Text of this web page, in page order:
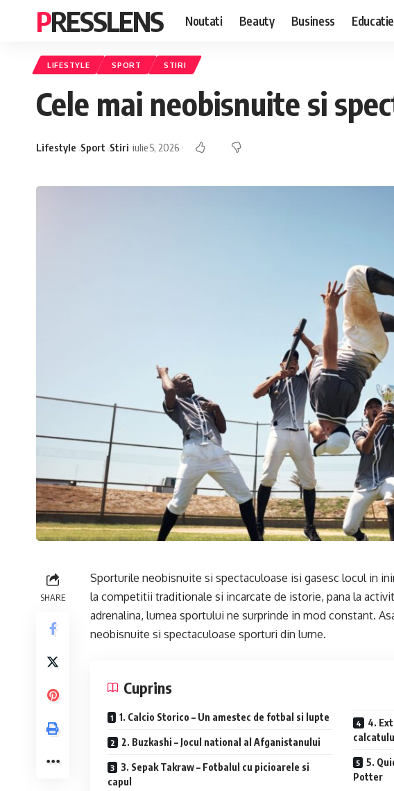
PRESSLENS Noutati Beauty Business Educatie
LIFESTYLE SPORT STIRI
Cele mai neobisnuite si
Lifestyle Sport Stiri iulie 5, 2026
SHARE
Sporturile neobisnuite si spectaculoase isi gasesc locul in
la competitii traditionale si incarcate de istorie, pana la
adrenalina, lumea sportului ne surprinde in mod constant.
neobisnuite si spectaculoase sporturi din lume.
Cuprins
1. Calcio Storico – Un amestec de fotbal si lupte
2. Buzkashi – Jocul national al Afganistanului
3. Sepak Takraw – Fotbalul cu picioarele si
capul
4.
5.
Potter